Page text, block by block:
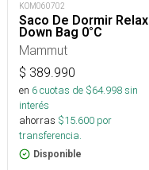
KOM060702
Saco De Dormir Relax
Down Bag 0°C
Mammut
$ 389.990
en 6cuotas de $64.998sin
interés
ahorras $15.600 por
transferencia.
Disponible